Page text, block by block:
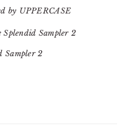
by UPPERCASE
Sampler 2